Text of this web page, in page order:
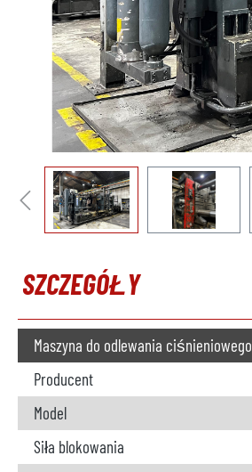
SZCZEGÓŁY
Maszyna do odlewania ciśnieniowego
Producent
Model
Siła blokowania